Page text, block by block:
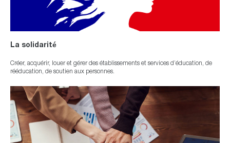
La solidarité
Créer, acquérir, louer et gérer des établissements et services d’éducation, de
rééducation, de soutien aux personnes.